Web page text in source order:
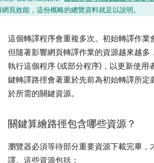
頁效能，這份概略的總覽資料就足以說明。
這個轉譯程序會重複多次。初始轉譯作業
但隨著影響網頁轉譯作業的資源越來越多
執行這個程序 (或部分程序)，以更新使用
鍵轉譯路徑會著重於先前為初始轉譯所定
於所需的關鍵資源。
關鍵算繪路徑包含哪些資源？
瀏覽器必須等待部分重要資源下載完畢，
譯。這些資源包括：